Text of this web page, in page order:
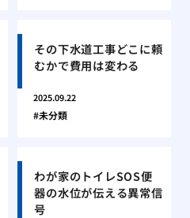
その下水道工事どこに頼
むかで費用は変わる
2025.09.22
未分類
わが家のトイレSOS便
器の水位が伝える異常信
号